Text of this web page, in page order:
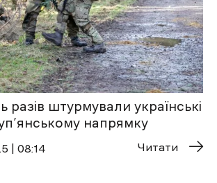
разів штурмували українські
напрямку
| 08:14 Читати